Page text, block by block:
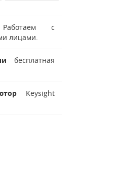
с
лицами.
бесплатная
Keysight